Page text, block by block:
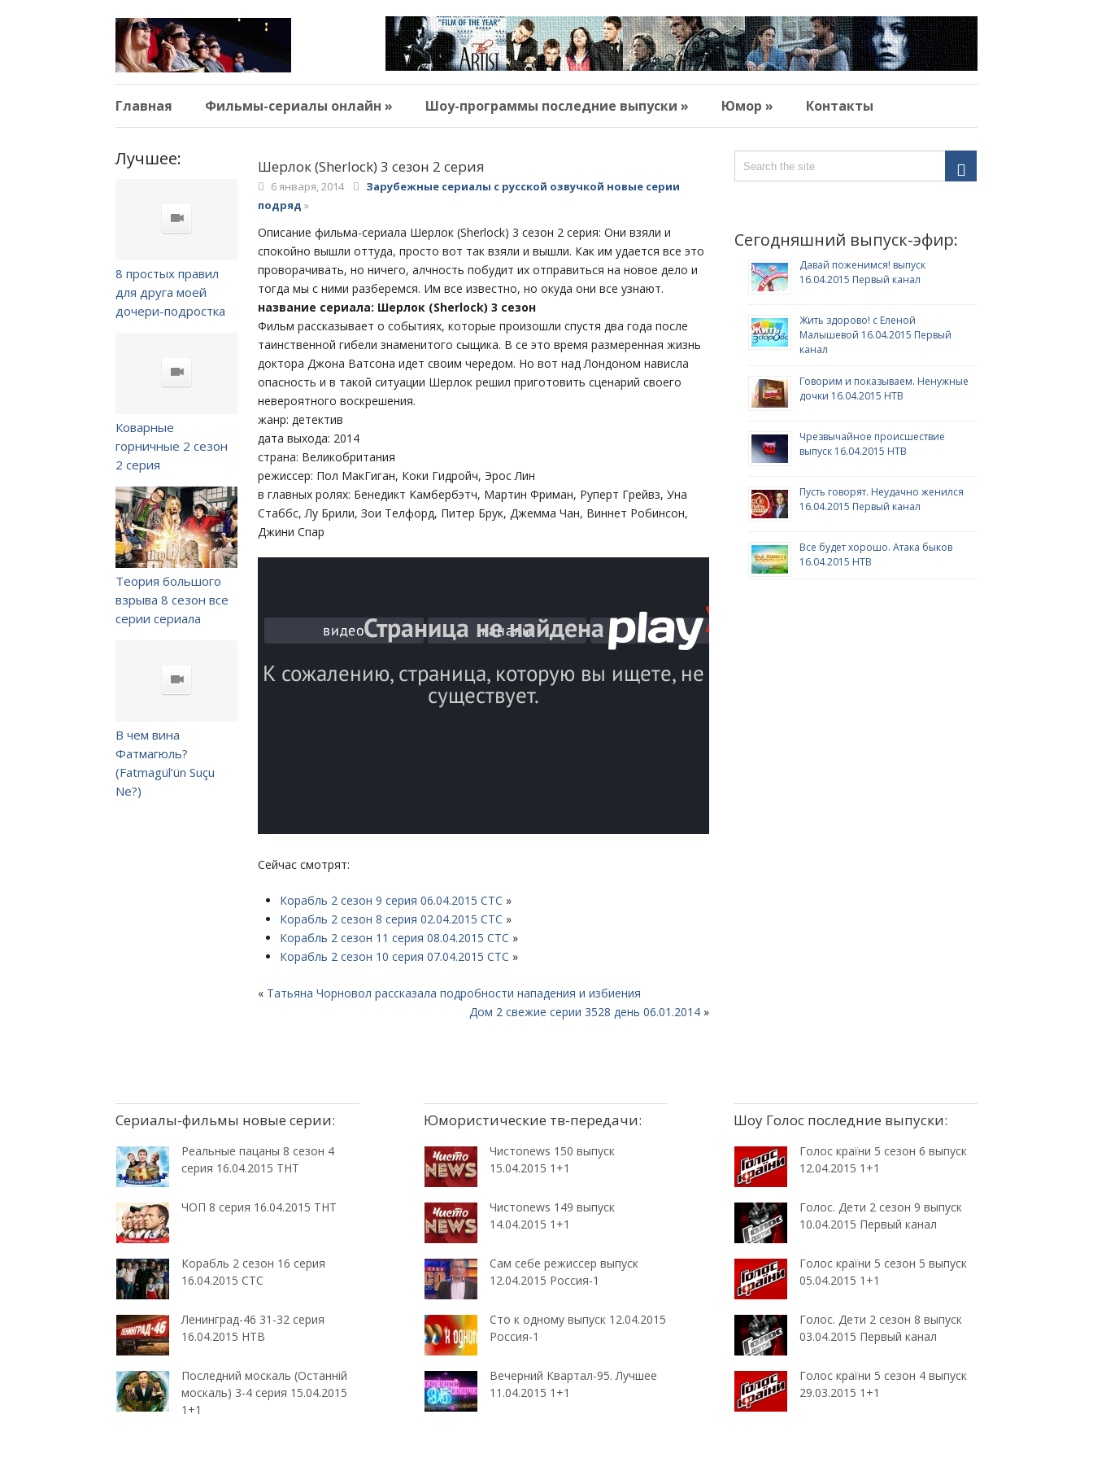
Главная Фильмы-сериалы онлайн » Шоу-программы последние выпуски » Юмор » Контакты
Шерлок (Sherlock) 3 сезон 2 серия
6 января, 2014
Зарубежные сериалы с русской озвучкой новые серии
подряд »
Описание фильма-сериала Шерлок (Sherlock) 3 сезон 2 серия: Они взяли и
спокойно вышли оттуда, просто вот так взяли и вышли. Как им удается все это
проворачивать, но ничего, алчность побудит их отправиться на новое дело и
тогда мы с ними разберемся. Им все известно, но окуда они все узнают.
название сериала: Шерлок (Sherlock) 3 сезон
Фильм рассказывает о событиях, которые произошли спустя два года после
таинственной гибели знаменитого сыщика. В се это время размеренная жизнь
доктора Джона Ватсона идет своим чередом. Но вот над Лондоном нависла
опасность и в такой ситуации Шерлок решил приготовить сценарий своего
невероятного воскрешения.
жанр: детектив
дата выхода: 2014
страна: Великобритания
режиссер: Пол МакГиган, Коки Гидройч, Эрос Лин
в главных ролях: Бенедикт Камбербэтч, Мартин Фриман, Руперт Грейвз, Уна
Стаббс, Лу Брили, Зои Телфорд, Питер Брук, Джемма Чан, Виннет Робинсон,
Джини Спар
Сейчас смотрят:
Корабль 2 сезон 9 серия 06.04.2015 СТС »
Корабль 2 сезон 8 серия 02.04.2015 СТС »
Корабль 2 сезон 11 серия 08.04.2015 СТС »
Корабль 2 сезон 10 серия 07.04.2015 СТС »
« Татьяна Чорновол рассказала подробности нападения и избиения
Дом 2 свежие серии 3528 день 06.01.2014 »
Лучшее:
8 простых правил
для друга моей
дочери-подростка
Коварные
горничные 2 сезон
2 серия
Теория большого
взрыва 8 сезон все
серии сериала
В чем вина
Фатмагюль?
(Fatmagül’ün Suçu
Ne?)
Сегодняшний выпуск-эфир:
Давай поженимся! выпуск
16.04.2015 Первый канал
Жить здорово! с Еленой
Малышевой 16.04.2015 Первый
канал
Говорим и показываем. Ненужные
дочки 16.04.2015 НТВ
Чрезвычайное происшествие
выпуск 16.04.2015 НТВ
Пусть говорят. Неудачно женился
16.04.2015 Первый канал
Все будет хорошо. Атака быков
16.04.2015 НТВ
Сериалы-фильмы новые серии:
Реальные пацаны 8 сезон 4
серия 16.04.2015 ТНТ
ЧОП 8 серия 16.04.2015 ТНТ
Корабль 2 сезон 16 серия
16.04.2015 СТС
Ленинград-46 31-32 серия
16.04.2015 НТВ
Последний москаль (Останній
москаль) 3-4 серия 15.04.2015
1+1
Юмористические тв-передачи:
Чистоnews 150 выпуск
15.04.2015 1+1
Чистоnews 149 выпуск
14.04.2015 1+1
Сам себе режиссер выпуск
12.04.2015 Россия-1
Сто к одному выпуск 12.04.2015
Россия-1
Вечерний Квартал-95. Лучшее
11.04.2015 1+1
Шоу Голос последние выпуски:
Голос країни 5 сезон 6 выпуск
12.04.2015 1+1
Голос. Дети 2 сезон 9 выпуск
10.04.2015 Первый канал
Голос країни 5 сезон 5 выпуск
05.04.2015 1+1
Голос. Дети 2 сезон 8 выпуск
03.04.2015 Первый канал
Голос країни 5 сезон 4 выпуск
29.03.2015 1+1